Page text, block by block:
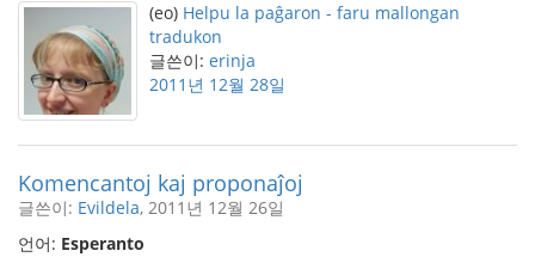
(eo) Helpu la paĝaron - faru mallongan
tradukon
글쓴이: erinja
2011년 12월 28일
Komencantoj kaj proponaĵoj
글쓴이: Evildela, 2011년 12월 26일
언어: Esperanto